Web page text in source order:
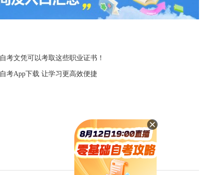
自考文凭可以考取这些职业证书！
自考App下载 让学习更高效便捷